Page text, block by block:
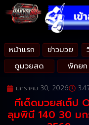
หน้าแรก ข่าวมวย
ดูมวยสด
พักยก
มกราคม 30, 2026
ทีเด็ดมวยสเต็ป
ลุมพินี 140 30 มก